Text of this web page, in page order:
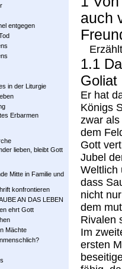
entgegen
in der Liturgie
Erbarmen
lieben, bleibt Gott
Mitte in Familie und
konfrontieren
AN DAS LEBEN
ehrt Gott
Mächte
auch
1.1
Goliat
Er hat
Königs
zwar
dem
Gott
Jubel
Weltlich
dass
nicht
dem
Rivalen
Im
ersten